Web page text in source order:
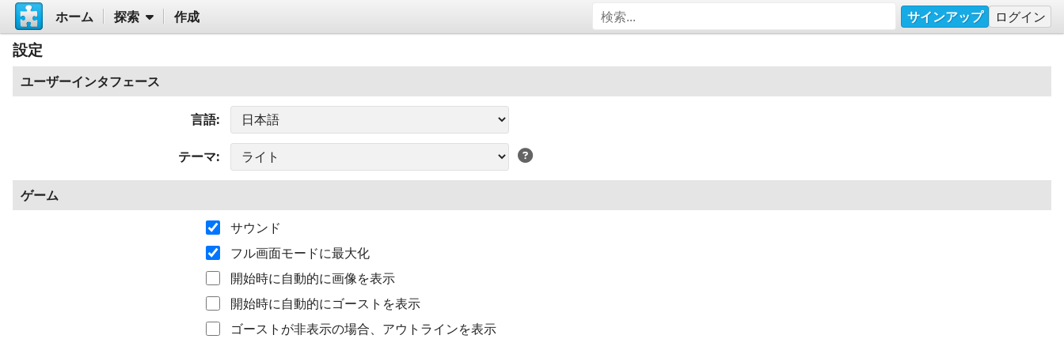
ホーム 探索 作成 サインアップ ログイン
設定
ユーザーインタフェース
言語
テーマ
ゲーム
サウンド
フル画面モードに最大化
開始時に自動的に画像を表示
開始時に自動的にゴーストを表示
ゴーストが非表示の場合、アウトラインを表示